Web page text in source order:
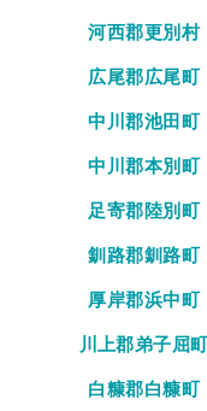
河西郡更別村
広尾郡広尾町
中川郡池田町
中川郡本別町
足寄郡陸別町
釧路郡釧路町
厚岸郡浜中町
川上郡弟子屈
白糠郡白糠町